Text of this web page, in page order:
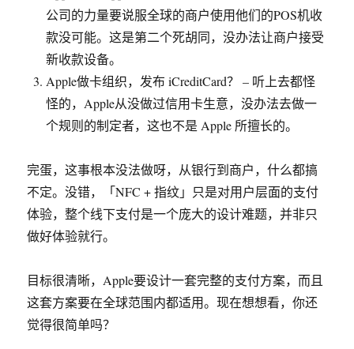
公司的力量要说服全球的商户使用他们的POS机收
款没可能。这是第二个死胡同，没办法让商户接受
新收款设备。
Apple做卡组织，发布 iCreditCard？ – 听上去都怪
怪的，Apple从没做过信用卡生意，没办法去做一
个规则的制定者，这也不是 Apple 所擅长的。
完蛋，这事根本没法做呀，从银行到商户，什么都搞
不定。没错，「NFC + 指纹」只是对用户层面的支付
体验，整个线下支付是一个庞大的设计难题，并非只
做好体验就行。
目标很清晰，Apple要设计一套完整的支付方案，而且
这套方案要在全球范围内都适用。现在想想看，你还
觉得很简单吗？